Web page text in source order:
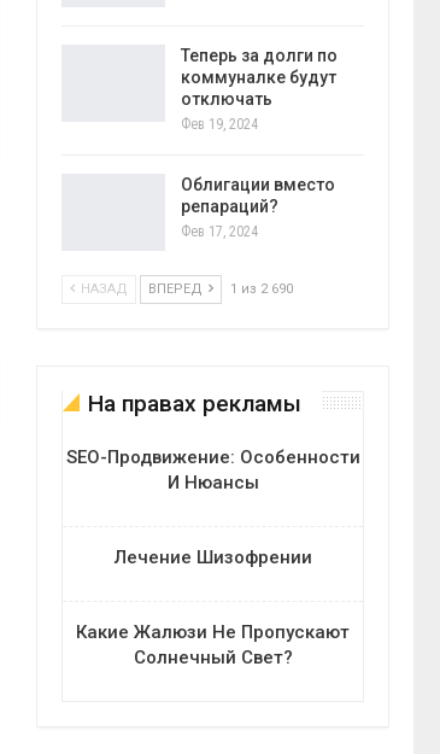
Теперь за долги по
коммуналке будут
отключать
Фев 19, 2024
Облигации вместо
репараций?
Фев 17, 2024
НАЗАД ВПЕРЕД 1 из 2 690
На правах рекламы
SEO-Продвижение: Особенности
И Нюансы
Лечение Шизофрении
Какие Жалюзи Не Пропускают
Солнечный Свет?